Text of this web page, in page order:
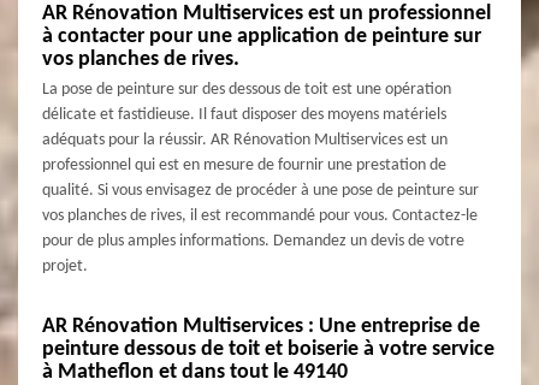
AR Rénovation Multiservices est un professionnel
à contacter pour une application de peinture sur
vos planches de rives.
La pose de peinture sur des dessous de toit est une opération
délicate et fastidieuse. Il faut disposer des moyens matériels
adéquats pour la réussir. AR Rénovation Multiservices est un
professionnel qui est en mesure de fournir une prestation de
qualité. Si vous envisagez de procéder à une pose de peinture sur
vos planches de rives, il est recommandé pour vous. Contactez-le
pour de plus amples informations. Demandez un devis de votre
projet.
AR Rénovation Multiservices : Une entreprise de
peinture dessous de toit et boiserie à votre service
à Matheflon et dans tout le 49140